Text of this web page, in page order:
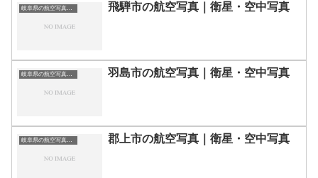
岐阜県の航空写真・空中写真 飛騨市の航空写真｜衛星・空中写真
岐阜県の航空写真・空中写真 羽島市の航空写真｜衛星・空中写真
岐阜県の航空写真・空中写真 郡上市の航空写真｜衛星・空中写真